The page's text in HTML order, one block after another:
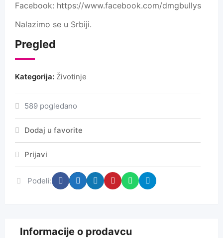
Facebook: https://www.facebook.com/dmgbullys
Nalazimo se u Srbiji.
Pregled
Kategorija: Životinje
589 pogledano
Dodaj u favorite
Prijavi
Podeli:
Informacije o prodavcu